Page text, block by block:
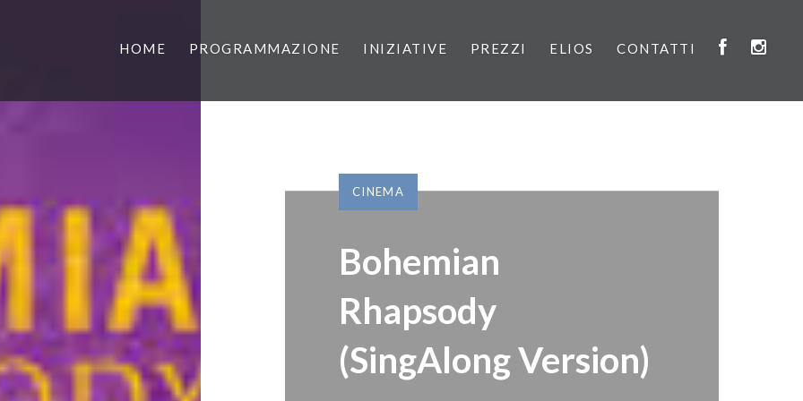
HOME PROGRAMMAZIONE INIZIATIVE PREZZI ELIOS CONTATTI
CINEMA
Bohemian
Rhapsody
(SingAlong Version)